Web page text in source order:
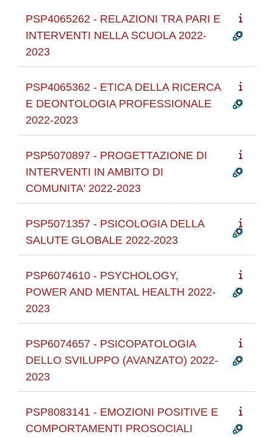
PSP4065262 - RELAZIONI TRA PARI E
INTERVENTI NELLA SCUOLA 2022-
2023
PSP4065362 - ETICA DELLA RICERCA
E DEONTOLOGIA PROFESSIONALE
2022-2023
PSP5070897 - PROGETTAZIONE DI
INTERVENTI IN AMBITO DI
COMUNITA' 2022-2023
PSP5071357 - PSICOLOGIA DELLA
SALUTE GLOBALE 2022-2023
PSP6074610 - PSYCHOLOGY,
POWER AND MENTAL HEALTH 2022-
2023
PSP6074657 - PSICOPATOLOGIA
DELLO SVILUPPO (AVANZATO) 2022-
2023
PSP8083141 - EMOZIONI POSITIVE E
COMPORTAMENTI PROSOCIALI